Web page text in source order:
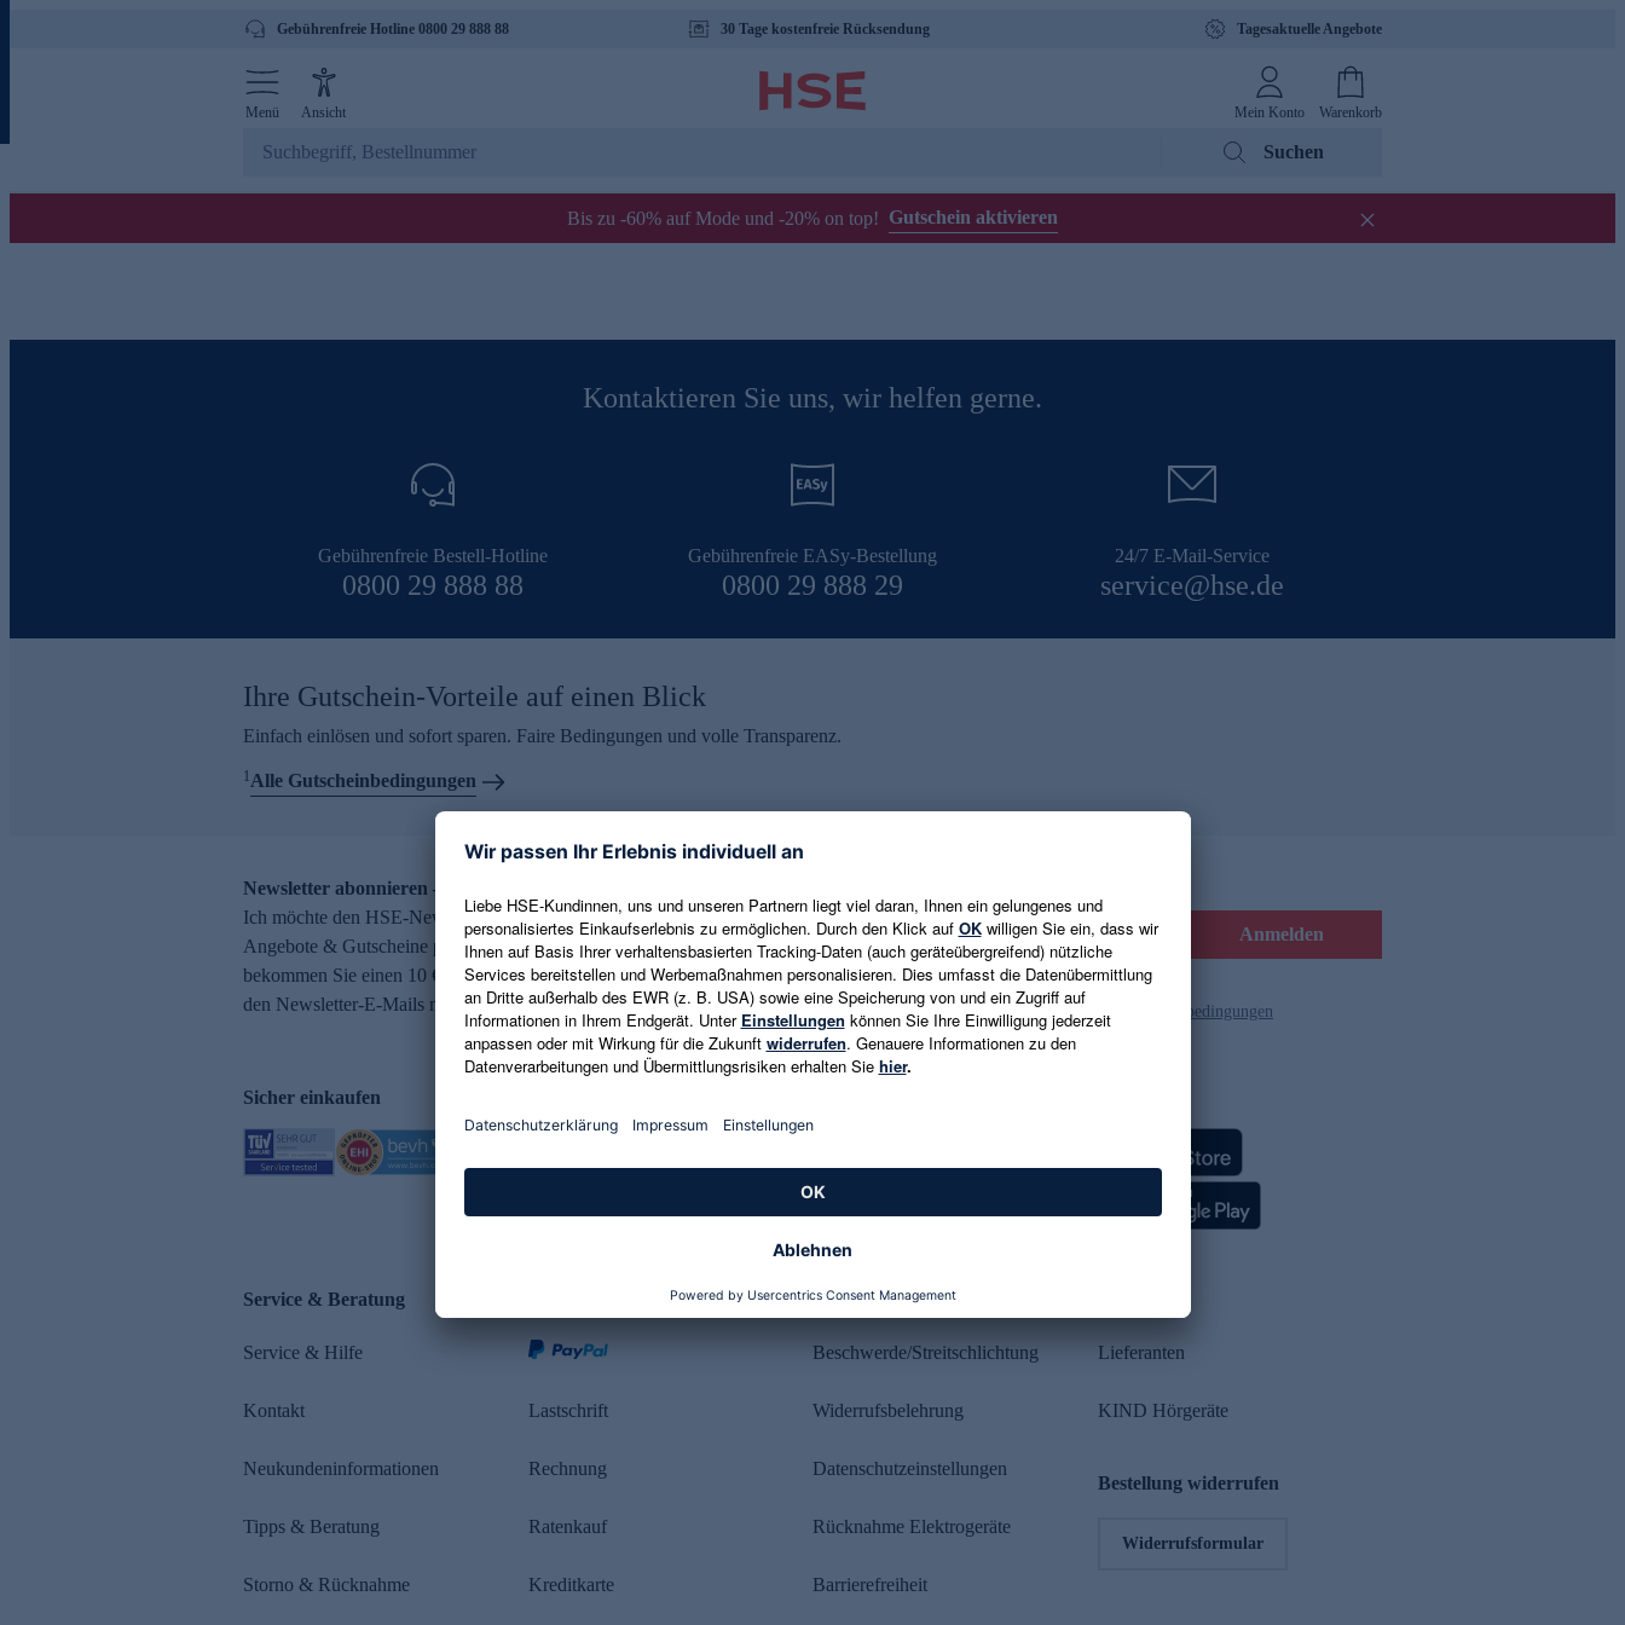
Gebührenfreie Hotline 0800 29 888 88 30 Tage kostenfreie Rücksendung Tagesaktuelle Angebote
Menü Ansicht Mein Konto Warenkorb
Suchen
Bis zu -60% auf Mode und -20% on top! Gutschein aktivieren
Kontaktieren Sie uns, wir helfen gerne.
Gebührenfreie Bestell-Hotline
0800 29 888 88
Gebührenfreie EASy-Bestellung
0800 29 888 29
24/7 E-Mail-Service
service@hse.de
Ihre Gutschein-Vorteile auf einen Blick
Einfach einlösen und sofort sparen. Faire Bedingungen und volle Transparenz.
1Alle Gutscheinbedingungen
Newsletter abonnieren – 10 € Gutschein erhalten
Ich möchte den HSE-Newsletter abonnieren und aktuelle Trends,
Angebote & Gutscheine per E-Mail erhalten. Als Dankeschön
bekommen Sie einen 10 € Gutschein. Eine Abmeldung ist jederzeit in
den Newsletter-E-Mails möglich.
E-Mail-Adresse eingeben Anmelden
Es gelten die Datenschutzrichtlinien und die Gutscheinbedingungen
Sicher einkaufen
Service & Beratung
Service & Hilfe
Kontakt
Neukundeninformationen
Tipps & Beratung
Storno & Rücknahme
Lastschrift
Rechnung
Ratenkauf
Kreditkarte
Rechtliches
Beschwerde/Streitschlichtung
Widerrufsbelehrung
Datenschutzeinstellungen
Rücknahme Elektrogeräte
Barrierefreiheit
Lieferanten
KIND Hörgeräte
Bestellung widerrufen
Widerrufsformular